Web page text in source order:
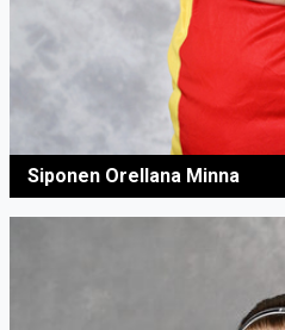
Siponen Orellana Minna